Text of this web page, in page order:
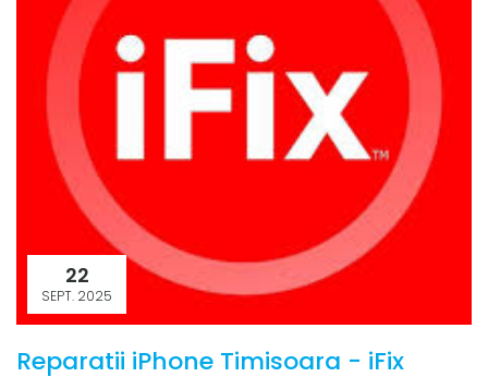
22
SEPT. 2025
Reparatii iPhone Timisoara - iFix